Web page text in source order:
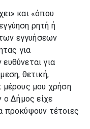
και «όπου
ρητή ή
εγγυήσεων
για
για
θετική,
μέρους μου χρήση
ο Δήμος είχε
προκύψουν τέτοιες